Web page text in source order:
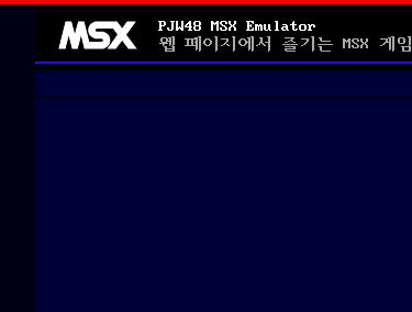
PJW48 MSX Emulator
웹 페이지에서 즐기는 MSX 게임